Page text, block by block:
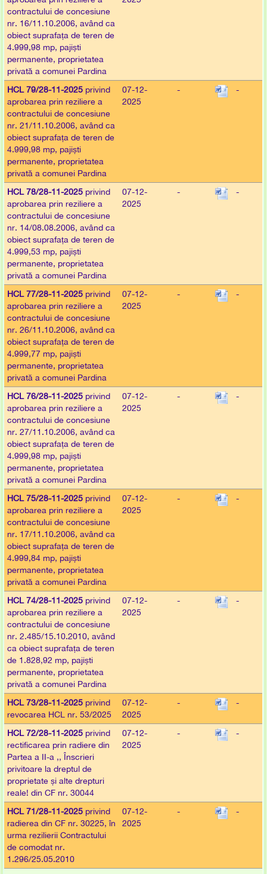
contractului de concesiune
nr. 16/11.10.2006, având ca
obiect suprafața de teren de
4.999,98 mp, pajiști
permanente, proprietatea
privată a comunei Pardina
HCL 79/28-11-2025 privind
aprobarea prin reziliere a
contractului de concesiune
nr. 21/11.10.2006, având ca
obiect suprafața de teren de
4.999,98 mp, pajiști
permanente, proprietatea
privată a comunei Pardina
07-12-
2025
- -
HCL 78/28-11-2025 privind
aprobarea prin reziliere a
contractului de concesiune
nr. 14/08.08.2006, având ca
obiect suprafața de teren de
4.999,53 mp, pajiști
permanente, proprietatea
privată a comunei Pardina
07-12-
2025
- -
HCL 77/28-11-2025 privind
aprobarea prin reziliere a
contractului de concesiune
nr. 26/11.10.2006, având ca
obiect suprafața de teren de
4.999,77 mp, pajiști
permanente, proprietatea
privată a comunei Pardina
07-12-
2025
- -
HCL 76/28-11-2025 privind
aprobarea prin reziliere a
contractului de concesiune
nr. 27/11.10.2006, având ca
obiect suprafața de teren de
4.999,98 mp, pajiști
permanente, proprietatea
privată a comunei Pardina
07-12-
2025
- -
HCL 75/28-11-2025 privind
aprobarea prin reziliere a
contractului de concesiune
nr. 17/11.10.2006, având ca
obiect suprafața de teren de
4.999,84 mp, pajiști
permanente, proprietatea
privată a comunei Pardina
07-12-
2025
- -
HCL 74/28-11-2025 privind
aprobarea prin reziliere a
contractului de concesiune
nr. 2.485/15.10.2010, având
ca obiect suprafața de teren
de 1.828,92 mp, pajiști
permanente, proprietatea
privată a comunei Pardina
07-12-
2025
- -
HCL 73/28-11-2025 privind
revocarea HCL nr. 53/2025
07-12-
2025
- -
HCL 72/28-11-2025 privind
rectificarea prin radiere din
Partea a II-a ,, Înscrieri
privitoare la dreptul de
proprietate și alte drepturi
reale! din CF nr. 30044
07-12-
2025
- -
HCL 71/28-11-2025 privind
radierea din CF nr. 30225, în
urma rezilierii Contractului
de comodat nr.
1.296/25.05.2010
07-12-
2025
- -